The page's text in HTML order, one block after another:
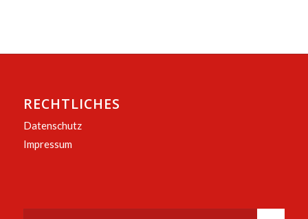
RECHTLICHES
Datenschutz
Impressum